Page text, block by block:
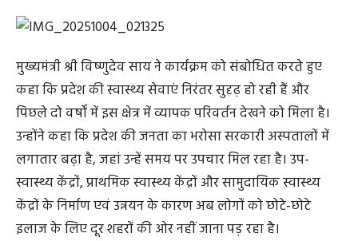
मुख्यमंत्री श्री विष्णुदेव साय ने कार्यक्रम को संबोधित करते हुए
कहा कि प्रदेश की स्वास्थ्य सेवाएं निरंतर सुदृढ़ हो रही हैं और
पिछले दो वर्षों में इस क्षेत्र में व्यापक परिवर्तन देखने को मिला है।
उन्होंने कहा कि प्रदेश की जनता का भरोसा सरकारी अस्पतालों में
लगातार बढ़ा है, जहां उन्हें समय पर उपचार मिल रहा है। उप-
स्वास्थ्य केंद्रों, प्राथमिक स्वास्थ्य केंद्रों और सामुदायिक स्वास्थ्य
केंद्रों के निर्माण एवं उन्नयन के कारण अब लोगों को छोटे-छोटे
इलाज के लिए दूर शहरों की ओर नहीं जाना पड़ रहा है।